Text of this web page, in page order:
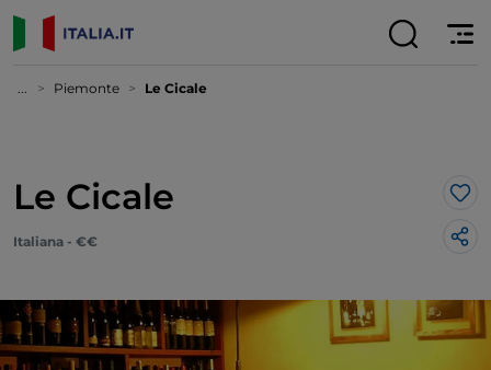
... Piemonte Le Cicale
Le Cicale
Italiana - €€